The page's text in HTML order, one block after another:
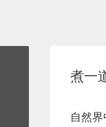
煮一
自然界